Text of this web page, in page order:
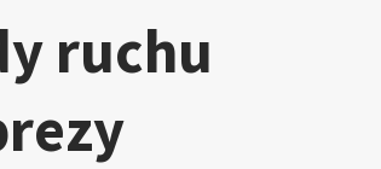
ruchu